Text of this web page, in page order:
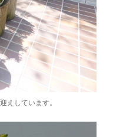
えしています。